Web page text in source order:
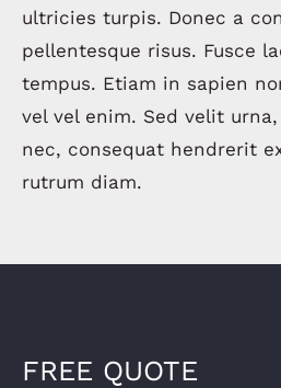
ultricies turpis. Donec a
pellentesque risus. Fusce
tempus. Etiam in sapien
vel vel enim. Sed velit
nec, consequat hendrerit
rutrum diam.
FREE QUOTE